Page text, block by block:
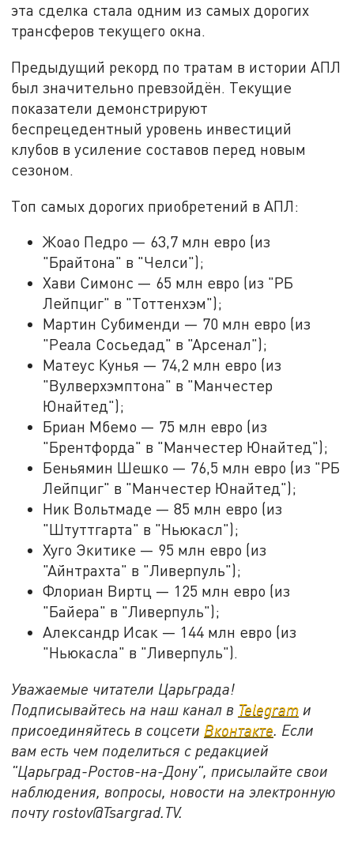
эта сделка стала одним из самых дорогих
трансферов текущего окна.
Предыдущий рекорд по тратам в истории АПЛ
был значительно превзойдён. Текущие
показатели демонстрируют
беспрецедентный уровень инвестиций
клубов в усиление составов перед новым
сезоном.
Топ самых дорогих приобретений в АПЛ:
Жоао Педро — 63,7 млн евро (из
"Брайтона" в "Челси");
Хави Симонс — 65 млн евро (из "РБ
Лейпциг" в "Тоттенхэм");
Мартин Субименди — 70 млн евро (из
"Реала Сосьедад" в "Арсенал");
Матеус Кунья — 74,2 млн евро (из
"Вулверхэмптона" в "Манчестер
Юнайтед");
Бриан Мбемо — 75 млн евро (из
"Брентфорда" в "Манчестер Юнайтед");
Беньямин Шешко — 76,5 млн евро (из "РБ
Лейпциг" в "Манчестер Юнайтед");
Ник Вольтмаде — 85 млн евро (из
"Штуттгарта" в "Ньюкасл");
Хуго Экитике — 95 млн евро (из
"Айнтрахта" в "Ливерпуль");
Флориан Виртц — 125 млн евро (из
"Байера" в "Ливерпуль");
Александр Исак — 144 млн евро (из
"Ньюкасла" в "Ливерпуль").
Уважаемые читатели Царьграда!
Подписывайтесь на наш канал в Telegram и
присоединяйтесь в соцсети Вконтакте. Если
вам есть чем поделиться с редакцией
"Царьград-Ростов-на-Дону", присылайте свои
наблюдения, вопросы, новости на электронную
почту rostov@Tsargrad.ТV.